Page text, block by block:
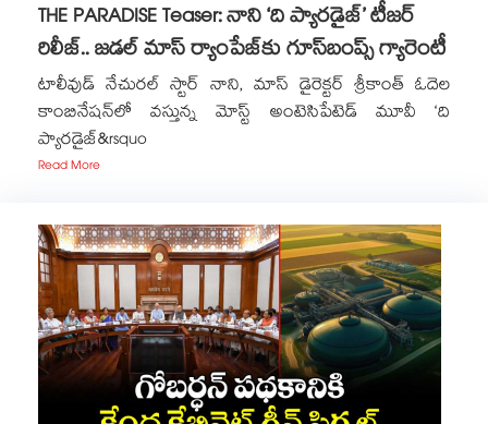
THE PARADISE Teaser: నాని ‘ది ప్యారడైజ్‌‌’ టీజర్
రిలీజ్.. జడల్ మాస్ ర్యాంపేజ్‌కు గూస్‌బంప్స్ గ్యారెంటీ
టాలీవుడ్ నేచురల్ స్టార్ నాని, మాస్ డైరెక్టర్ శ్రీకాంత్ ఓదెల
కాంబినేషన్‌లో వస్తున్న మోస్ట్ అంటెసిపేటెడ్ మూవీ ‘ది
ప్యారడైజ్‌‌&rsquo
Read More